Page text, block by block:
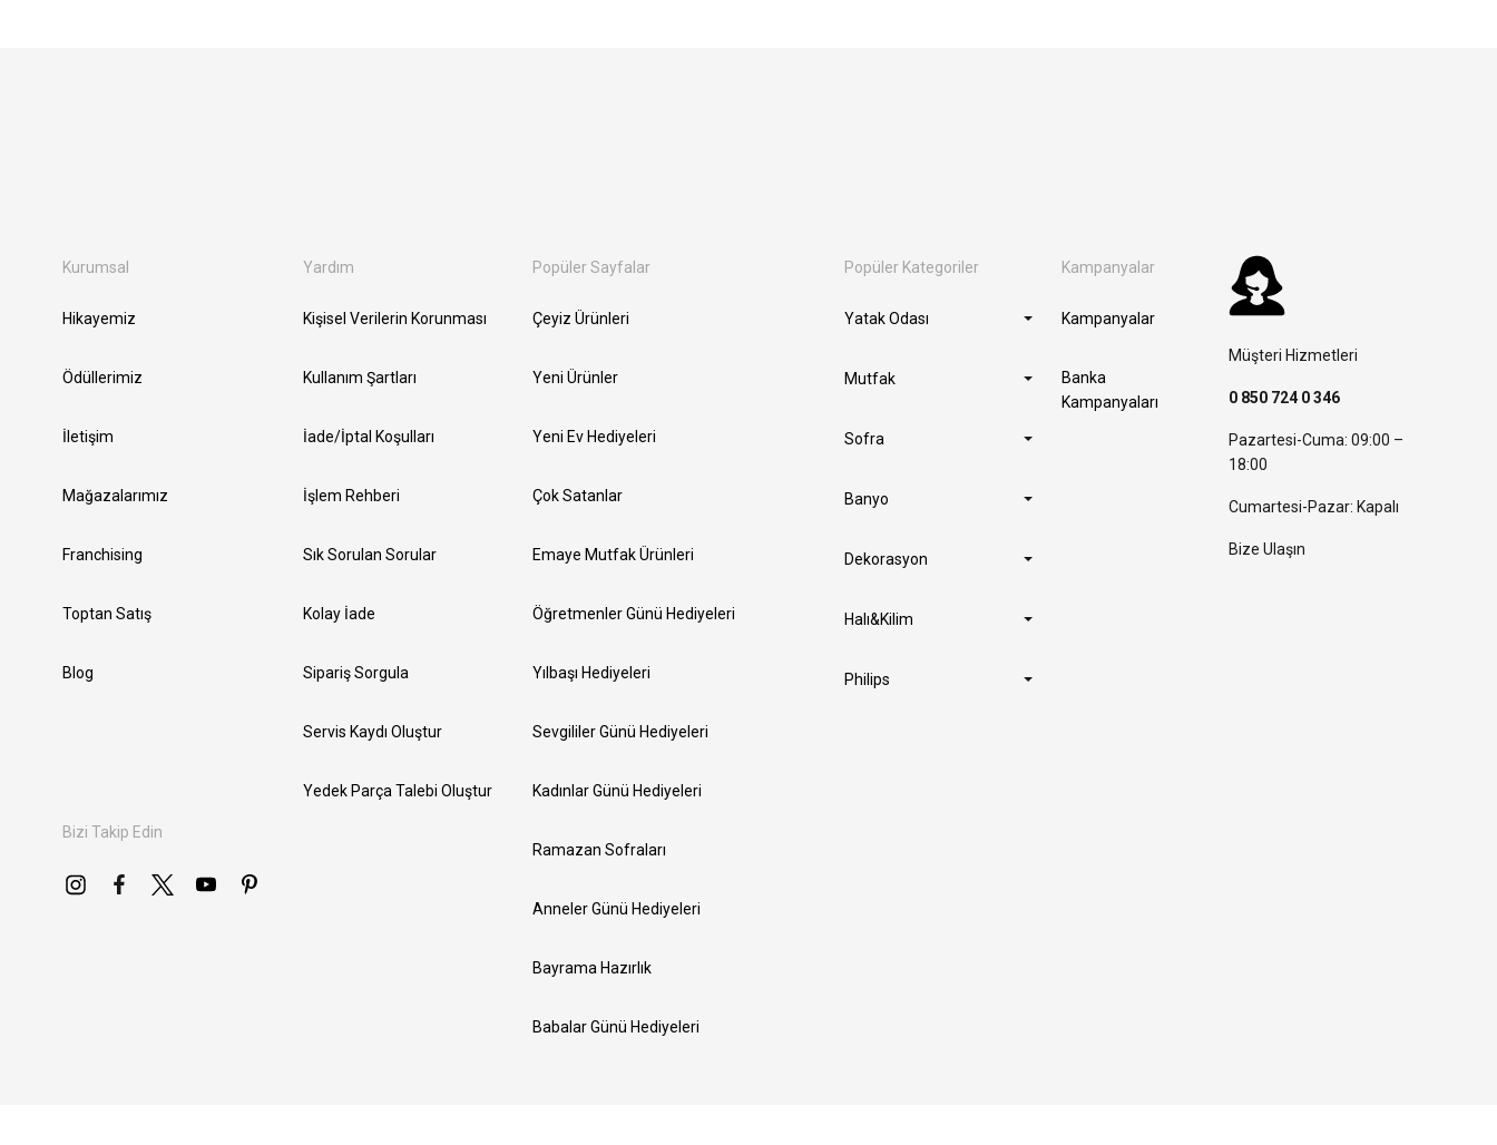
Kurumsal
Hikayemiz
Ödüllerimiz
İletişim
Mağazalarımız
Franchising
Toptan Satış
Blog
Bizi Takip Edin
Yardım
Kişisel Verilerin Korunması
Kullanım Şartları
İade/İptal Koşulları
İşlem Rehberi
Sık Sorulan Sorular
Kolay İade
Sipariş Sorgula
Servis Kaydı Oluştur
Yedek Parça Talebi Oluştur
Popüler Sayfalar
Çeyiz Ürünleri
Yeni Ürünler
Yeni Ev Hediyeleri
Çok Satanlar
Emaye Mutfak Ürünleri
Öğretmenler Günü Hediyeleri
Yılbaşı Hediyeleri
Sevgililer Günü Hediyeleri
Kadınlar Günü Hediyeleri
Ramazan Sofraları
Anneler Günü Hediyeleri
Bayrama Hazırlık
Babalar Günü Hediyeleri
Popüler Kategoriler
Yatak Odası
Mutfak
Sofra
Banyo
Dekorasyon
Halı&Kilim
Philips
Kampanyalar
Kampanyalar
Banka
Kampanyaları
Müşteri Hizmetleri
0 850 724 0 346
Pazartesi-Cuma: 09:00 –
18:00
Cumartesi-Pazar: Kapalı
Bize Ulaşın